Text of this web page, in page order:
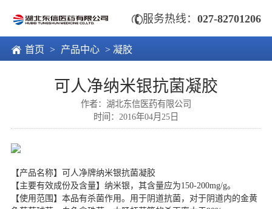
服务热线：027-82701206
 首页 > 产品中心 > 凝胶
可人净纳米银抗菌凝胶
作者：湖北东信医药有限公司
时间：2016年04月25日
【产品名称】可人净牌纳米银抗菌凝胶
【主要有效成份及含量】纳米银，其含量应为150-200mg/g。
【使用范围】本品有杀菌作用。用于阴道抗菌，对于阴道内的金黄